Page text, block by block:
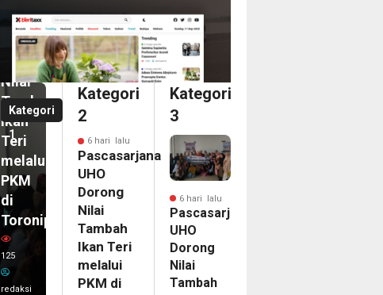
Kategori
1
Pascasarjana
UHO
Dorong
Nilai
Tambah
Ikan
Teri
melalui
PKM
di
Toronipa
125
redaksi
bulan
lalu
Wali
Kota
Kendari
Siska
Karina
Imran
dan
Delegasi
UCLG
ASPAC
2026
Kategori
2
6 hari lalu
Pascasarjana
UHO
Dorong
Nilai
Tambah
Ikan Teri
melalui
PKM di
Kategori
3
6 hari lalu
Pascasarjana
UHO
Dorong
Nilai
Tambah